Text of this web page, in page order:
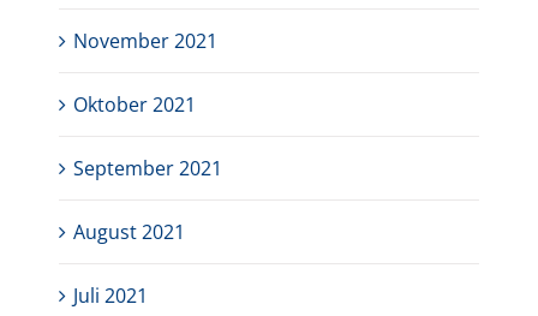
November 2021
Oktober 2021
September 2021
August 2021
Juli 2021